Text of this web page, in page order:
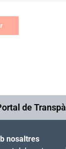
de
nosaltres